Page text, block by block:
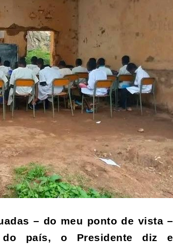
– do meu ponto de vista –
país, o Presidente diz e